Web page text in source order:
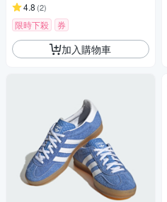
4.8 (2)
限時下殺 券
加入購物車